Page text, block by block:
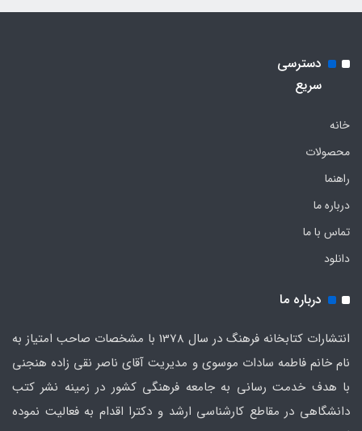
دسترسی
سریع
خانه
محصولات
راهنما
درباره ما
تماس با ما
دانلود
درباره ما
انتشارات کتابخانه فرهنگ در سال 1378 با مشخصات صاحب امتیاز به
نام خانم فاطمه سادات موسوی و مدیریت آقای ناصر نقی زاده هنجنی
با هدف خدمت رسانی به جامعه فرهنگی کشور در زمینه نشر کتب
دانشگاهی در مقاطع کارشناسی ارشد و دکترا اقدام به فعالیت نموده